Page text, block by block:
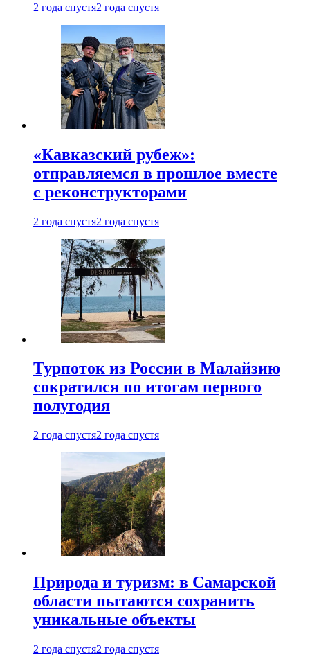
2 года спустя2 года спустя
«Кавказский рубеж»:
отправляемся в прошлое вместе
с реконструкторами
2 года спустя2 года спустя
Турпоток из России в Малайзию
сократился по итогам первого
полугодия
2 года спустя2 года спустя
Природа и туризм: в Самарской
области пытаются сохранить
уникальные объекты
2 года спустя2 года спустя